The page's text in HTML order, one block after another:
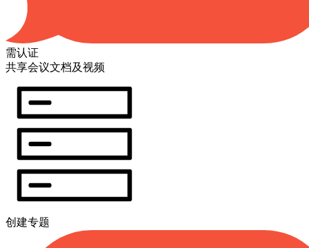
需认证
共享会议文档及视频
创建专题